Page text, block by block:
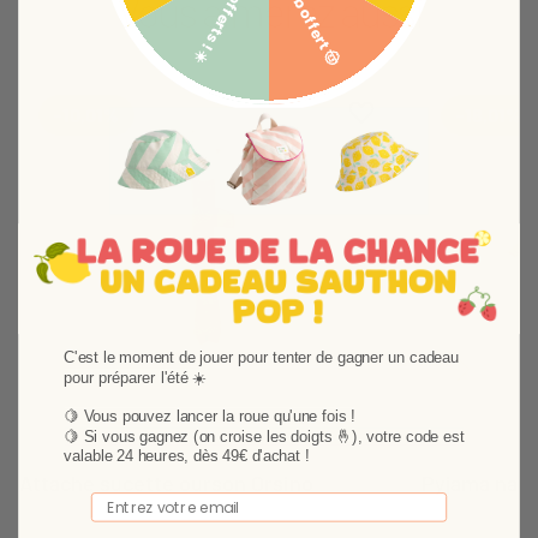
L'attache sucette Ourson de la collection Orsino
A la
Bob offert 🤠
C'est le moment de jouer pour tenter de gagner un cadeau
pour préparer l'été ☀️
🍋 Vous pouvez lancer la roue qu'une fois !
🍋 Si vous gagnez (on croise les doigts 🤞), votre code est
valable 24 heures, dès 49€ d'achat !
Email